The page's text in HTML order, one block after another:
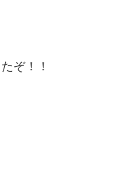
ぞ！！